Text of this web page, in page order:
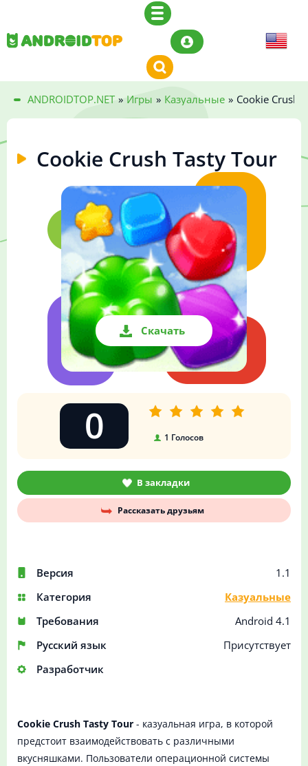
ANDROIDTOP.NET » Игры » Казуальные » Cookie Crush
Cookie Crush Tasty Tour
Скачать
Версия
1.1
Категория
Казуальные
Требования
Android 4.1
Русский язык
Присутствует
Разработчик
0 1 Голосов
В закладки
Рассказать друзьям
Cookie Crush Tasty Tour - казуальная игра, в которой
предстоит взаимодействовать с различными
вкусняшками. Пользователи операционной системы